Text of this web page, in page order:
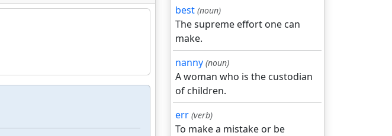
best (noun)
The supreme effort one can
make.
nanny (noun)
A woman who is the custodian
of children.
err (verb)
To make a mistake or be